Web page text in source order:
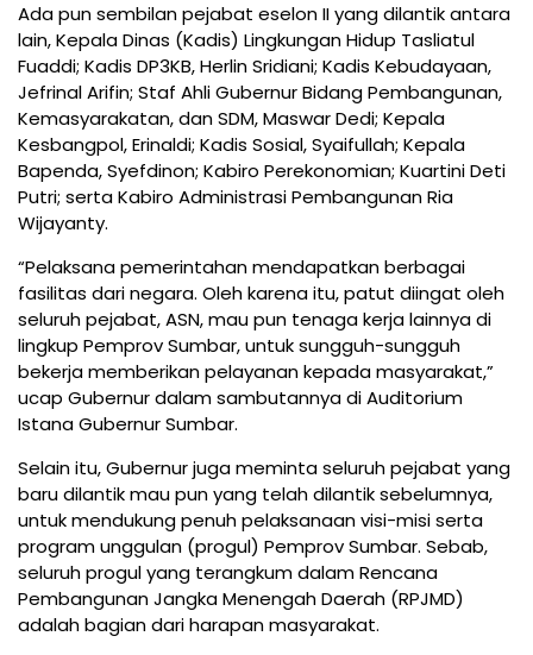
Ada pun sembilan pejabat eselon II yang dilantik antara
lain, Kepala Dinas (Kadis) Lingkungan Hidup Tasliatul
Fuaddi; Kadis DP3KB, Herlin Sridiani; Kadis Kebudayaan,
Jefrinal Arifin; Staf Ahli Gubernur Bidang Pembangunan,
Kemasyarakatan, dan SDM, Maswar Dedi; Kepala
Kesbangpol, Erinaldi; Kadis Sosial, Syaifullah; Kepala
Bapenda, Syefdinon; Kabiro Perekonomian; Kuartini Deti
Putri; serta Kabiro Administrasi Pembangunan Ria
Wijayanty.
“Pelaksana pemerintahan mendapatkan berbagai
fasilitas dari negara. Oleh karena itu, patut diingat oleh
seluruh pejabat, ASN, mau pun tenaga kerja lainnya di
lingkup Pemprov Sumbar, untuk sungguh-sungguh
bekerja memberikan pelayanan kepada masyarakat,”
ucap Gubernur dalam sambutannya di Auditorium
Istana Gubernur Sumbar.
Selain itu, Gubernur juga meminta seluruh pejabat yang
baru dilantik mau pun yang telah dilantik sebelumnya,
untuk mendukung penuh pelaksanaan visi-misi serta
program unggulan (progul) Pemprov Sumbar. Sebab,
seluruh progul yang terangkum dalam Rencana
Pembangunan Jangka Menengah Daerah (RPJMD)
adalah bagian dari harapan masyarakat.